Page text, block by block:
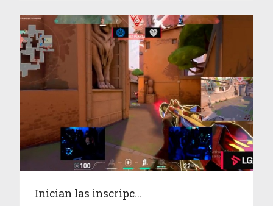
Inician las inscripc...